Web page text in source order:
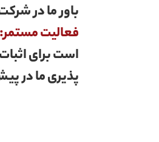
باور ما در شرکت
فعالیت مستمر:
است برای
پذیری ما در